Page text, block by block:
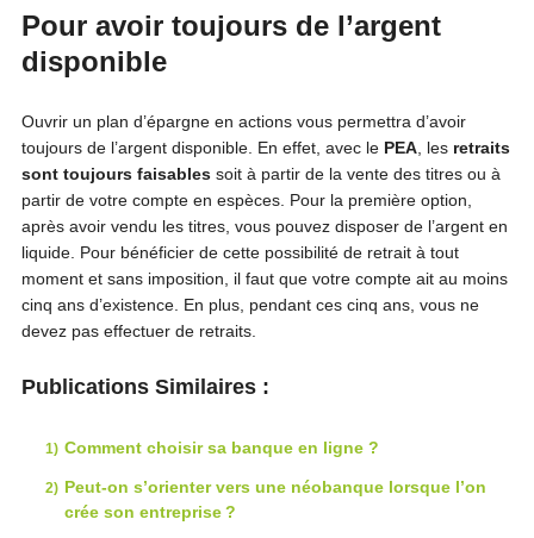
Pour avoir toujours de l’argent
disponible
Ouvrir un plan d’épargne en actions vous permettra d’avoir
toujours de l’argent disponible. En effet, avec le PEA, les retraits
sont toujours faisablessoit à partir de la vente des titres ou à
partir de votre compte en espèces. Pour la première option,
après avoir vendu les titres, vous pouvez disposer de l’argent en
liquide. Pour bénéficier de cette possibilité de retrait à tout
moment et sans imposition, il faut que votre compte ait au moins
cinq ans d’existence. En plus, pendant ces cinq ans, vous ne
devez pas effectuer de retraits.
Publications Similaires :
Comment choisir sa banque en ligne ?
Peut-on s’orienter vers une néobanque lorsque l’on
crée son entreprise ?